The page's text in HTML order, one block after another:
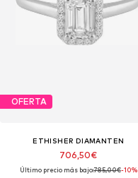
OFERTA
ETHISHER DIAMANTEN
706,50€
Último precio más bajo:785,00€-10%